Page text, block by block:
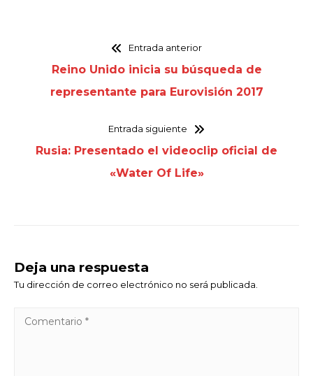
Entrada anterior
Reino Unido inicia su búsqueda de
representante para Eurovisión 2017
Entrada siguiente
Rusia: Presentado el videoclip oficial de
«Water Of Life»
Deja una respuesta
Tu dirección de correo electrónico no será publicada.